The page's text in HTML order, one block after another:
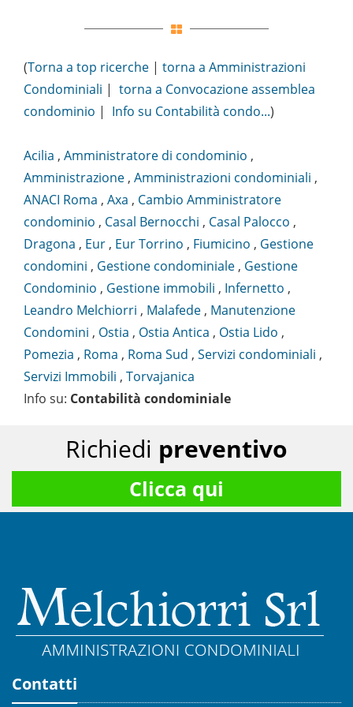
(Torna a top ricerche | torna a Amministrazioni
Condominiali | torna a Convocazione assemblea
condominio | Info su Contabilità condo...)
Acilia , Amministratore di condominio ,
Amministrazione , Amministrazioni condominiali ,
ANACI Roma , Axa , Cambio Amministratore
condominio , Casal Bernocchi , Casal Palocco ,
Dragona , Eur , Eur Torrino , Fiumicino , Gestione
condomini , Gestione condominiale , Gestione
Condominio , Gestione immobili , Infernetto ,
Leandro Melchiorri , Malafede , Manutenzione
Condomini , Ostia , Ostia Antica , Ostia Lido ,
Pomezia , Roma , Roma Sud , Servizi condominiali ,
Servizi Immobili , Torvajanica
Info su: Contabilità condominiale
Richiedi preventivo
Clicca qui
Contatti